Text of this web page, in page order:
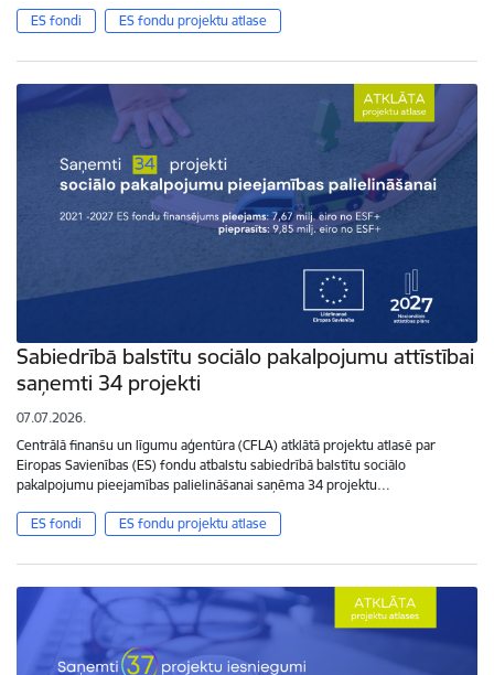
ES fondi ES fondu projektu atlase
Sabiedrībā balstītu sociālo pakalpojumu attīstībai
saņemti 34 projekti
07.07.2026.
Centrālā finanšu un līgumu aģentūra (CFLA) atklātā projektu atlasē par
Eiropas Savienības (ES) fondu atbalstu sabiedrībā balstītu sociālo
pakalpojumu pieejamības palielināšanai saņēma 34 projektu…
ES fondi ES fondu projektu atlase